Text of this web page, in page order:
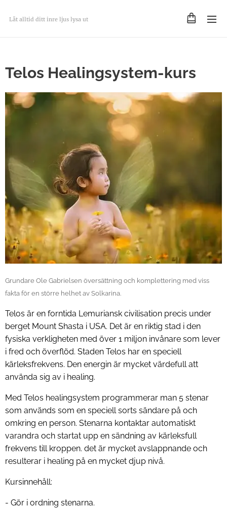
Låt alltid ditt inre ljus lysa ut
Telos Healingsystem-kurs
Grundare Ole Gabrielsen översättning och komplettering med viss
fakta för en större helhet av Solkarina.
Telos är en forntida Lemuriansk civilisation precis under
berget Mount Shasta i USA. Det är en riktig stad i den
fysiska verkligheten med över 1 miljon invånare som lever
i fred och överflöd. Staden Telos har en speciell
kärleksfrekvens. Den energin är mycket värdefull att
använda sig av i healing.
Med Telos healingsystem programmerar man 5 stenar
som används som en speciell sorts sändare på och
omkring en person. Stenarna kontaktar automatiskt
varandra och startat upp en sändning av kärleksfull
frekvens till kroppen. det är mycket avslappnande och
resulterar i healing på en mycket djup nivå.
Kursinnehåll:
- Gör i ordning stenarna.